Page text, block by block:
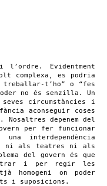
Evidentment
complexa, es podria
t’ho” o “fes
no és senzilla. Un
circumstàncies i
aconseguir coses
depenem del
per fer funcionar
interdependència
ni als teatres ni als
del govern és que
i per regir les
homogeni on poder
i suposicions.